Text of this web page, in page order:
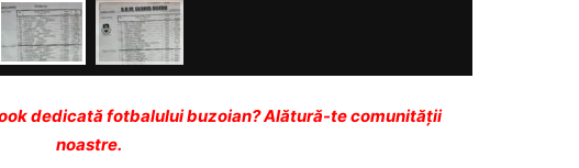
dedicată fotbalului buzoian? Alătură-te comunității
noastre.